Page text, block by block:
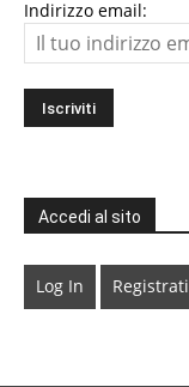
Indirizzo email:
Accedi al sito
Log In Registrati